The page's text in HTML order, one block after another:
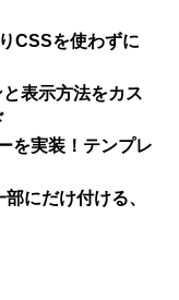
CSSを使わずに
表示方法をカス
を実装！テンプレ
にだけ付ける、